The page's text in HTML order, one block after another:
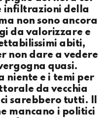
infiltrazioni della
non sono ancora
da valorizzare e
abiti,
non dare a vedere
quasi.
niente e i temi per
da vecchia
sarebbero tutti. Il
mancano i politici